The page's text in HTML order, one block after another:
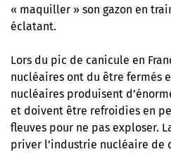
« maquiller » son gazon en
éclatant.
Lors du pic de canicule en
nucléaires ont du être fermés
nucléaires produisent
et doivent être refroidies en
fleuves pour ne pas exploser.
priver l’industrie nucléaire de